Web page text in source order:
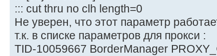
::: cut thru no clh length=0
Не уверен, что этот параметр
т.к. в списке параметров для прокси :
TID-10059667 BorderManager